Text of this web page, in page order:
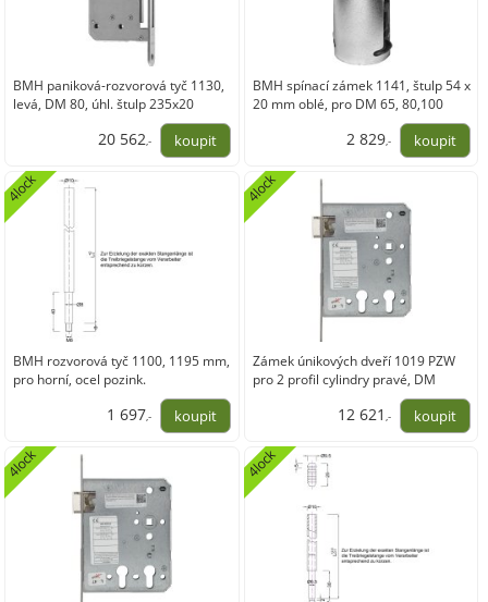
BMH paniková-rozvorová tyč 1130,
levá, DM 80, úhl. štulp 235x20
20 562,-
BMH spínací zámek 1141, štulp 54 x
20 mm oblé, pro DM 65, 80,100
2 829,-
BMH rozvorová tyč 1100, 1195 mm,
pro horní, ocel pozink.
4lock
1 697,-
Zámek únikových dveří 1019 PZW
pro 2 profil cylindry pravé, DM
4lock
12 621 ,-
4lock 4lock